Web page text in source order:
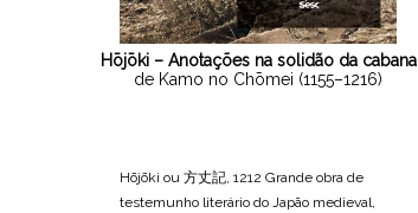
Hōjōki – Anotações na solidão da cabana
de Kamo no Chōmei (1155–1216)
Hōjōki ou 方丈記, 1212 Grande obra de
testemunho literário do Japão medieval,